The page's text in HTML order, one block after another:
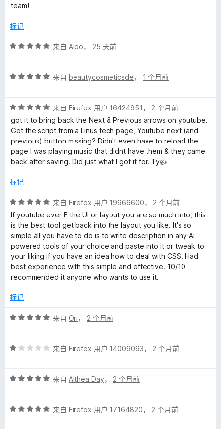
team!
标记
评
/
来自 Aido， 25 天前
评
/
5
来自 beautycosmeticsde， 1 个月前
评
分
5
/
5
来自 Firefox 用户 16424951 ， 2 个月前
got it to bring back the Next & Previous arrows on youtube.
Got the script from a Linus tech page, Youtube next (and
previous) button missing? Didn't even have to reload the
page I was playing music that didnt have them & they came
back after saving. Did just what I got it for. Ty👍
标记
评
分
5
/
5
来自 Firefox 用户 19966600， 2 个月前
If youtube ever F the Ui or layout you are so much into, this
is the best tool get back into the layout you like. It's so
simple all you have to do is to write description in any Ai
powered tools of your choice and paste into it or tweak to
your liking if you have an idea how to deal with CSS. Had
best experience with this simple and effective. 10/10
recommended it anyone who wants to use it.
标记
评
/
来自 Ori， 2 个月前
评
/
来自 Firefox 用户 14009093， 2 个月前
评
/
来自 Althea Day， 2 个月前
评
来自 Firefox 用户 17164820， 2 个月前